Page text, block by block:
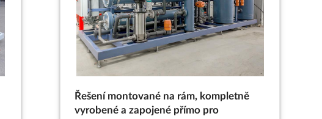
Řešení montované na rám, kompletně
vyrobené a zapojené přímo pro